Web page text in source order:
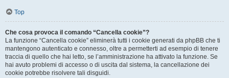
Top
Che cosa provoca il comando “Cancella cookie”?
La funzione “Cancella cookie” eliminerà tutti i cookie generati da phpBB che ti
mantengono autenticato e connesso, oltre a permetterti ad esempio di tenere
traccia di quello che hai letto, se l’amministrazione ha attivato la funzione. Se
hai avuto problemi di accesso o di uscita dal sistema, la cancellazione dei
cookie potrebbe risolvere tali disguidi.